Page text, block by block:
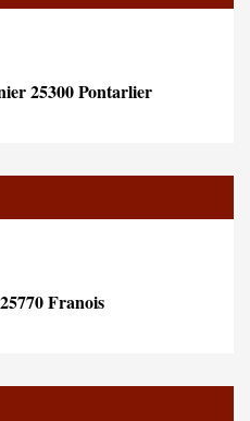
25300 Pontarlier
Franois